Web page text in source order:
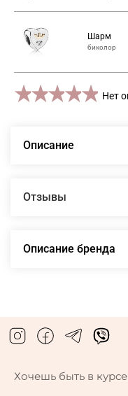
Шарм
биколор
5
4
3
2 stars
1 star Нет
Описание
Отзывы
Описание бренда
Хочешь быть в